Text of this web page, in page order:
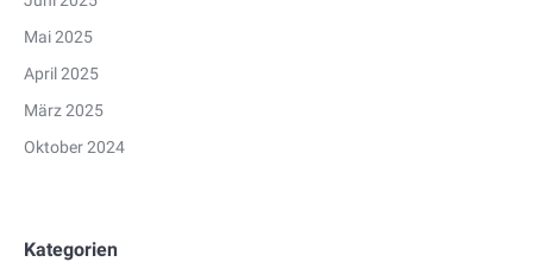
Mai 2025
April 2025
März 2025
Oktober 2024
Kategorien